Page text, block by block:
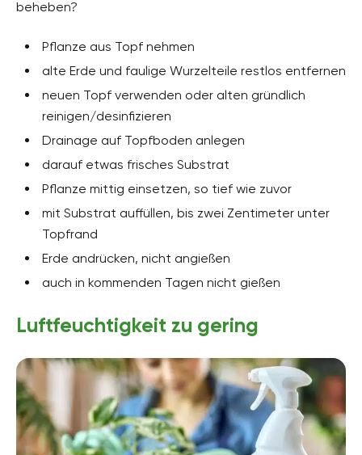
beheben?
Pflanze aus Topf nehmen
alte Erde und faulige Wurzelteile restlos entfernen
neuen Topf verwenden oder alten gründlich
reinigen/desinfizieren
Drainage auf Topfboden anlegen
darauf etwas frisches Substrat
Pflanze mittig einsetzen, so tief wie zuvor
mit Substrat auffüllen, bis zwei Zentimeter unter
Topfrand
Erde andrücken, nicht angießen
auch in kommenden Tagen nicht gießen
Luftfeuchtigkeit zu gering